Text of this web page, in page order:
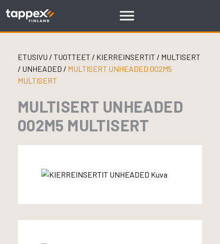
ETUSIVU / TUOTTEET/ KIERREINSERTIT / MULTISERT
/ UNHEADED / MULTISERT UNHEADED 002M5
MULTISERT
MULTISERT UNHEADED
002M5 MULTISERT